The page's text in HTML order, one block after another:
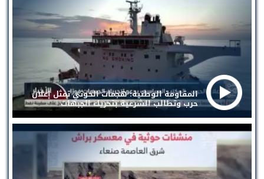
المقاومة الوطنية: هجمات الحوثي تمثل إعلان
حرب وتطالب الشرعية بتحريك الجبهات